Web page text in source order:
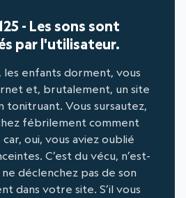
- Les sons sont
par l'utilisateur.
les enfants dorment, vous
et, brutalement, un site
tonitruant. Vous sursautez,
fébrilement comment
oui, vous aviez oublié
C’est du vécu, n’est-
déclenchez pas de son
dans votre site. S’il vous